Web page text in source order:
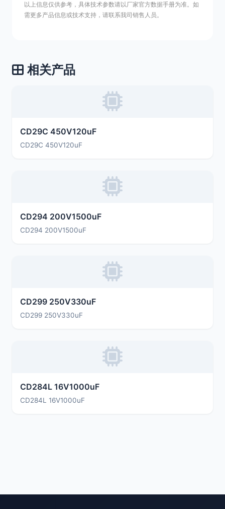
以上信息仅供参考，具体技术参数请以厂家官方数据手册为准。如
需更多产品信息或技术支持，请联系我司销售人员。
相关产品
CD29C 450V120uF
CD29C 450V120uF
CD294 200V1500uF
CD294 200V1500uF
CD299 250V330uF
CD299 250V330uF
CD284L 16V1000uF
CD284L 16V1000uF